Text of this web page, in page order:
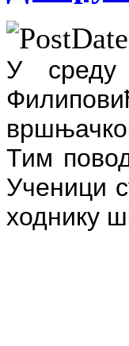
У среду
Тим
Ученици
ходнику